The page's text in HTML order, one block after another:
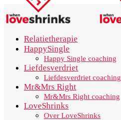
Relatietherapie
HappySingle
Happy Single coaching
Liefdesverdriet
Liefdesverdriet coaching
Mr&Mrs Right
Mr&Mrs Right coaching
LoveShrinks
Over LoveShrinks